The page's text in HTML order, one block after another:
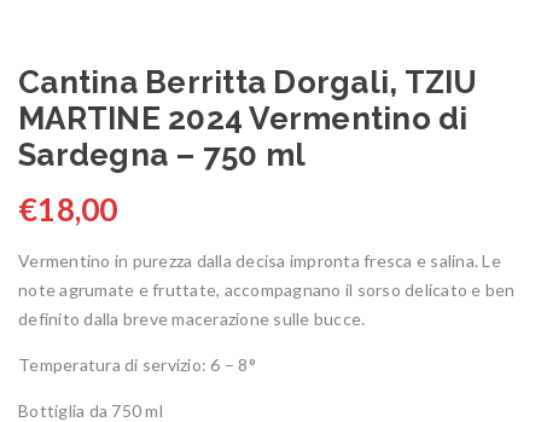
Cantina Berritta Dorgali, TZIU
MARTINE 2024 Vermentino di
Sardegna – 750 ml
€18,00
Vermentino in purezza dalla decisa impronta fresca e salina. Le
note agrumate e fruttate, accompagnano il sorso delicato e ben
definito dalla breve macerazione sulle bucce.
Temperatura di servizio: 6 – 8°
Bottiglia da 750 ml